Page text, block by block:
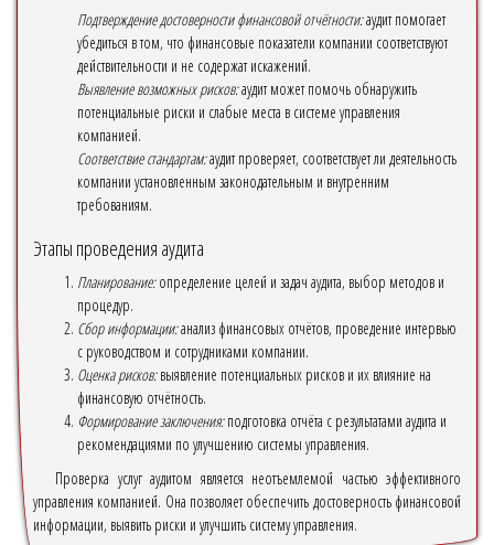
Подтверждение достоверности финансовой отчётности:аудит помогает
убедиться в том, что финансовые показатели компании соответствуют
действительности и не содержат искажений.
Выявление возможных рисков:аудит может помочь обнаружить
потенциальные риски и слабые места в системе управления
компанией.
Соответствие стандартам:аудит проверяет, соответствует ли деятельность
компании установленным законодательным и внутренним
требованиям.
Этапы проведения аудита
Планирование:определение целей и задач аудита, выбор методов и
процедур.
Сбор информации:анализ финансовых отчётов, проведение интервью
с руководством и сотрудниками компании.
Оценка рисков:выявление потенциальных рисков и их влияние на
финансовую отчётность.
Формирование заключения:подготовка отчёта с результатами аудита и
рекомендациями по улучшению системы управления.
Проверка услуг аудитом является неотъемлемой частью эффективного
управления компанией. Она позволяет обеспечить достоверность финансовой
информации, выявить риски и улучшить систему управления.